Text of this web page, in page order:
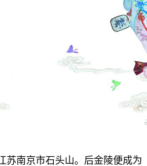
苏南京市石头山。后金陵便成为